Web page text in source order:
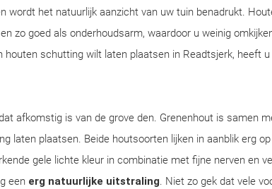
wordt het natuurlijk aanzicht van uw tuin benadrukt.
zo goed als onderhoudsarm, waardoor u weinig
houten schutting wilt laten plaatsen in Readtsjerk, heeft
afkomstig is van de grove den. Grenenhout is samen
laten plaatsen. Beide houtsoorten lijken in aanblik erg
gele lichte kleur in combinatie met fijne nerven en
een erg natuurlijke uitstraling. Niet zo gek dat vele